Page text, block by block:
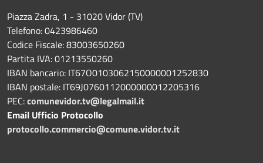
Piazza Zadra, 1 - 31020 Vidor (TV)
Telefono: 0423986460
Codice Fiscale: 83003650260
Partita IVA: 01213550260
IBAN bancario: IT67O0103062150000001252830
IBAN postale: IT69J0760112000000012205316
PEC:comunevidor.tv@legalmail.it
Email Ufficio Protocollo
protocollo.commercio@comune.vidor.tv.it